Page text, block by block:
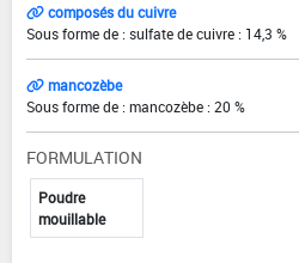
composés du cuivre
Sous forme de : sulfate de cuivre : 14,3 %
mancozèbe
Sous forme de : mancozèbe : 20 %
FORMULATION
Poudre
mouillable